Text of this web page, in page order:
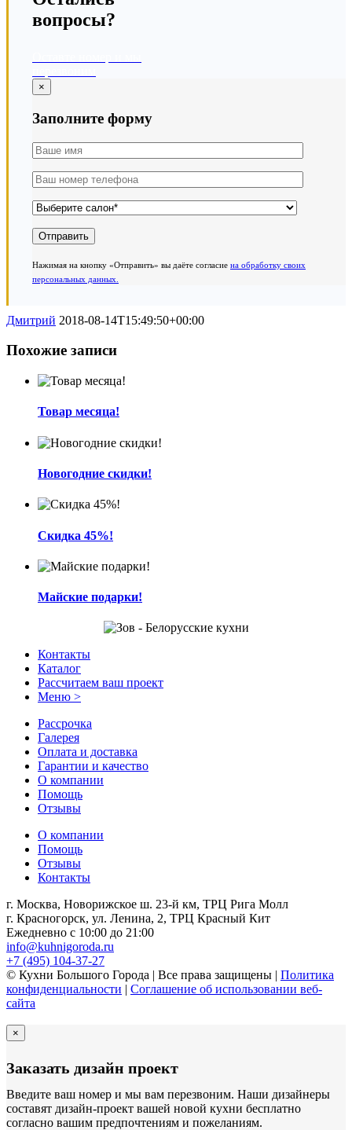
вопросы?
×
Заполните форму
Нажимая на кнопку «Отправить» вы даёте согласие на обработку своих
персональных данных.
Дмитрий 2018-08-14T15:49:50+00:00
Похожие записи
Товар месяца!
Новогодние скидки!
Скидка 45%!
Майские подарки!
Контакты
Каталог
Рассчитаем ваш проект
Меню >
Рассрочка
Галерея
Оплата и доставка
Гарантии и качество
О компании
Помощь
Отзывы
О компании
Помощь
Отзывы
Контакты
г. Москва, Новорижское ш. 23-й км, ТРЦ Рига Молл
г. Красногорск, ул. Ленина, 2, ТРЦ Красный Кит
Ежедневно с 10:00 до 21:00
info@kuhnigoroda.ru
+7 (495) 104-37-27
© Кухни Большого Города | Все права защищены | Политика
конфиденциальности | Соглашение об использовании веб-
сайта
×
Заказать дизайн проект
Введите ваш номер и мы вам перезвоним. Наши дизайнеры
составят дизайн-проект вашей новой кухни бесплатно
согласно вашим предпочтениям и пожеланиям.